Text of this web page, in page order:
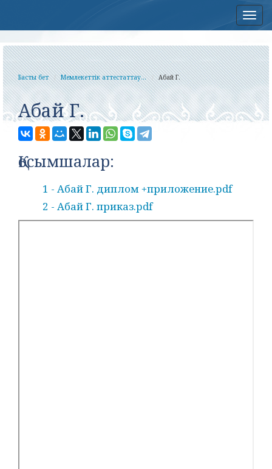
Басты бет Мемлекеттік аттестаттау... Абай Г.
Абай Г.
Қосымшалар:
1 - Абай Г. диплом +приложение.pdf
2 - Абай Г. приказ.pdf